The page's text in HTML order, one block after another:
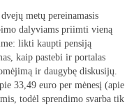
metų pereinamasis
dalyviams priimti vieną
likti kaupti pensiją
kaip pastebi ir portalas
ir daugybę diskusijų.
33,49 euro per mėnesį (apie
todėl sprendimo svarba tik